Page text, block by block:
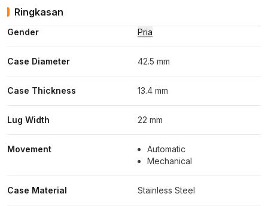
Ringkasan
Gender Pria
Case Diameter 42.5 mm
Case Thickness 13.4 mm
Lug Width 22 mm
Movement
Automatic
Mechanical
Case Material Stainless Steel